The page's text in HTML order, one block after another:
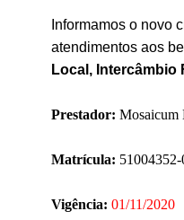
Informamos o novo
atendimentos aos
Local, Intercâmbio
Prestador: Mosaicum
Matrícula: 51004352-
Vigência: 01/11/2020